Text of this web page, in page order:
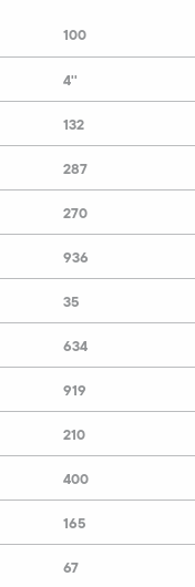
100
4''
132
287
270
936
35
634
919
210
400
165
67